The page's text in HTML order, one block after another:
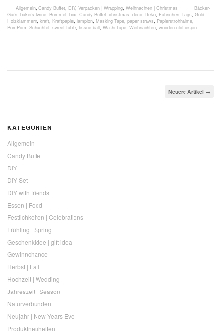
Allgemein, Candy Buffet, DIY, Verpacken | Wrapping, Weihnachten | Christmas
Bäcker-
Garn, bakers twine, Bommel, box, Candy Buffet, christmas, deco, Deko, Fähnchen, flags, Gold,
Holzklammern, kraft, Kraftpapier, lampion, Masking Tape, paper straws, Papierstrohhalme,
PomPom, Schachtel, sweet table, tissue ball, Washi-Tape, Weihnachten, wooden clothespin
Neuere Artikel →
KATEGORIEN
Allgemein
Candy Buffet
DIY
DIY Set
DIY with friends
Essen | Food
Festlichkeiten | Celebrations
Frühling | Spring
Geschenkidee | gift idea
Gewinnchance
Herbst | Fall
Hochzeit | Wedding
Jahreszeit | Season
Naturverbunden
Neujahr | New Years Eve
Produktneuheiten